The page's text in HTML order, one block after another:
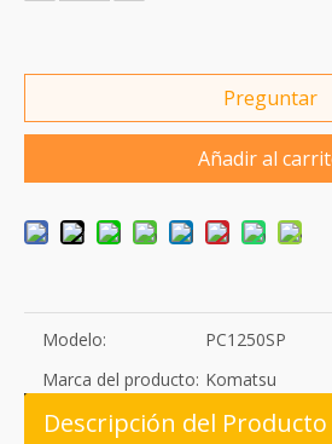
Preguntar
Añadir al
Modelo:
PC1250SP
Marca del producto: Komatsu
Descripción del Producto